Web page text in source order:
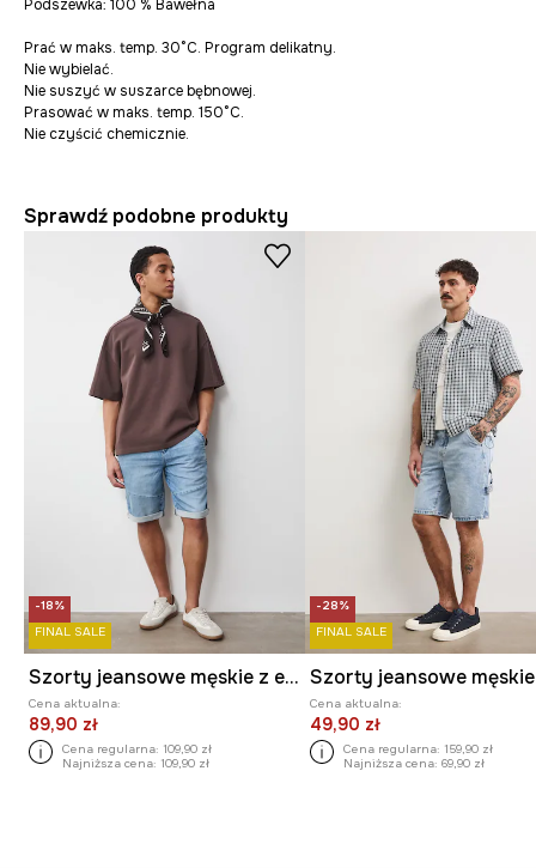
Podszewka: 100 % Bawełna
Prać w maks. temp. 30°C. Program delikatny.
Nie wybielać.
Nie suszyć w suszarce bębnowej.
Prasować w maks. temp. 150°C.
Nie czyścić chemicznie.
Sprawdź podobne produkty
-18%
FINAL SALE
Szorty jeansowe męskie z efektem sprania kolor niebieski
Cena aktualna:
89,90 zł
Cena regularna: 109,90 zł
Najniższa cena: 109,90 zł
-28%
FINAL SALE
Cena aktualna:
49,90 zł
Cena regularna: 159,90 zł
Najniższa cena: 69,90 zł